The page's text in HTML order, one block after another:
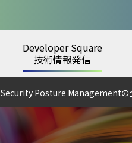
Developer Square
技術情報発信
を可視化する新しいセキュリテ
Security Posture Managementの
SIEMの連携：Agent Local機能
つの側面